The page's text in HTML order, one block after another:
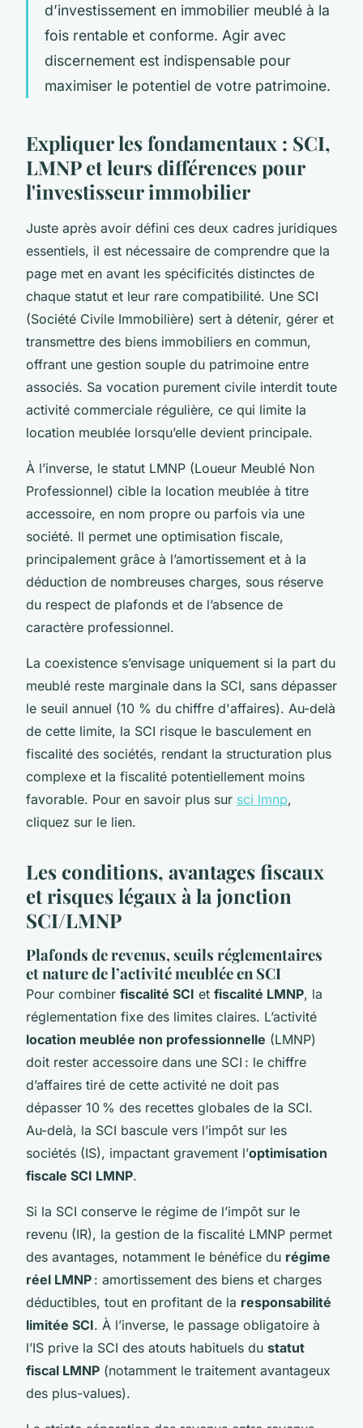
d’investissement en immobilier meublé à la
fois rentable et conforme. Agir avec
discernement est indispensable pour
maximiser le potentiel de votre patrimoine.
Expliquer les fondamentaux : SCI,
LMNP et leurs différences pour
l'investisseur immobilier
Juste après avoir défini ces deux cadres juridiques
essentiels, il est nécessaire de comprendre que la
page met en avant les spécificités distinctes de
chaque statut et leur rare compatibilité. Une SCI
(Société Civile Immobilière) sert à détenir, gérer et
transmettre des biens immobiliers en commun,
offrant une gestion souple du patrimoine entre
associés. Sa vocation purement civile interdit toute
activité commerciale régulière, ce qui limite la
location meublée lorsqu’elle devient principale.
À l’inverse, le statut LMNP (Loueur Meublé Non
Professionnel) cible la location meublée à titre
accessoire, en nom propre ou parfois via une
société. Il permet une optimisation fiscale,
principalement grâce à l’amortissement et à la
déduction de nombreuses charges, sous réserve
du respect de plafonds et de l’absence de
caractère professionnel.
La coexistence s’envisage uniquement si la part du
meublé reste marginale dans la SCI, sans dépasser
le seuil annuel (10 % du chiffre d'affaires). Au-delà
de cette limite, la SCI risque le basculement en
fiscalité des sociétés, rendant la structuration plus
complexe et la fiscalité potentiellement moins
favorable. Pour en savoir plus sur sci lmnp,
cliquez sur le lien.
Les conditions, avantages fiscaux
et risques légaux à la jonction
SCI/LMNP
Plafonds de revenus, seuils réglementaires
et nature de l’activité meublée en SCI
Pour combiner fiscalité SCI et fiscalité LMNP, la
réglementation fixe des limites claires. L’activité
location meublée non professionnelle (LMNP)
doit rester accessoire dans une SCI : le chiffre
d’affaires tiré de cette activité ne doit pas
dépasser 10 % des recettes globales de la SCI.
Au-delà, la SCI bascule vers l’impôt sur les
sociétés (IS), impactant gravement l’optimisation
fiscale SCI LMNP.
Si la SCI conserve le régime de l’impôt sur le
revenu (IR), la gestion de la fiscalité LMNP permet
des avantages, notamment le bénéfice du régime
réel LMNP : amortissement des biens et charges
déductibles, tout en profitant de la responsabilité
limitée SCI. À l’inverse, le passage obligatoire à
l’IS prive la SCI des atouts habituels du statut
fiscal LMNP (notamment le traitement avantageux
des plus-values).